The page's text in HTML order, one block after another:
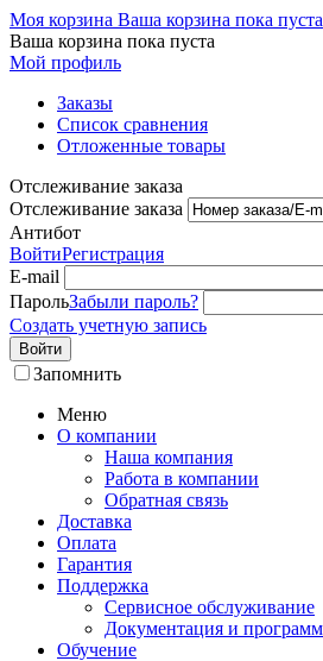
Моя корзина Ваша корзина пока пуста
Ваша корзина пока пуста
Мой профиль
Заказы
Список сравнения
Отложенные товары
Отслеживание заказа
Отслеживание заказа
Антибот
ВойтиРегистрация
E-mail
ПарольЗабыли пароль?
Создать учетную запись
Войти
Запомнить
Меню
О компании
Наша компания
Работа в компании
Обратная связь
Доставка
Оплата
Гарантия
Поддержка
Сервисное обслуживание
Документация и
Обучение